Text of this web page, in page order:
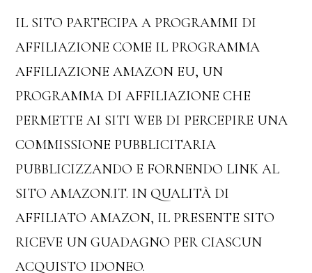
IL SITO PARTECIPA A PROGRAMMI DI
AFFILIAZIONE COME IL PROGRAMMA
AFFILIAZIONE AMAZON EU, UN
PROGRAMMA DI AFFILIAZIONE CHE
PERMETTE AI SITI WEB DI PERCEPIRE UNA
COMMISSIONE PUBBLICITARIA
PUBBLICIZZANDO E FORNENDO LINK AL
SITO AMAZON.IT. IN QUALITÀ DI
AFFILIATO AMAZON, IL PRESENTE SITO
RICEVE UN GUADAGNO PER CIASCUN
ACQUISTO IDONEO.